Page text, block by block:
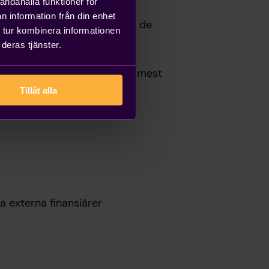
information från din enhet
kombinera informationen
tjänster.
Tillåt alla
besvaras detta utifrån de
K3-regelverket. Det ger
att hitta den bästa och mest
externa finansiärer